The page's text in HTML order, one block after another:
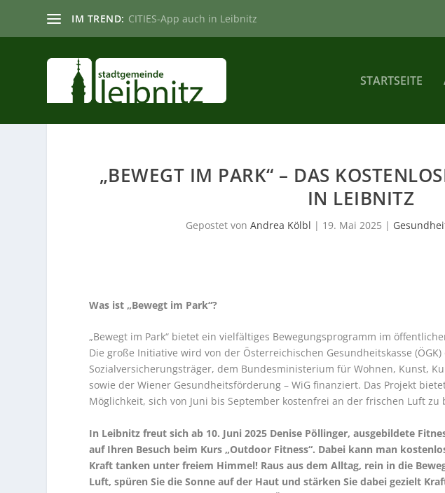
IM TREND: CITIES-App auch in Leibnitz
STARTSEITE
„BEWEGT IM PARK“ – DAS
IN LEIBNITZ
Gepostet von Andrea Kölbl | 19. Mai 2025 |
Was ist „Bewegt im Park“?
„Bewegt im Park“ bietet ein vielfältiges Bewegungsprogramm im
Die große Initiative wird von der Österreichischen Gesundheitskasse
Sozialversicherungsträger, dem Bundesministerium für Wohnen, Kunst,
sowie der Wiener Gesundheitsförderung – WiG finanziert. Das Projekt
Möglichkeit, sich von Juni bis September kostenfrei an der frischen Luft zu
In Leibnitz freut sich ab 10. Juni 2025 Denise Pöllinger, ausgebildete
auf Ihren Besuch beim Kurs „Outdoor Fitness“. Dabei kann man
Kraft tanken unter freiem Himmel! Raus aus dem Alltag, rein in die
Luft, spüren Sie die Sonne auf der Haut und stärken Sie dabei gezielt